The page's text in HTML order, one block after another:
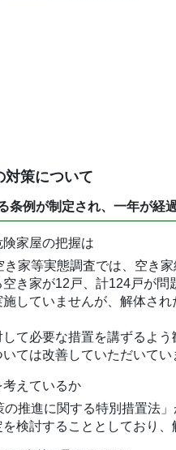
対策について
条例が制定され、一年が経
家屋の把握は
家等実態調査では、空き
き家が12戸、計124戸が問
していませんが、解体さ
て必要な措置を講ずるよ
ては改善していただいてい
えているか
の推進に関する特別措置法
検討することとしており